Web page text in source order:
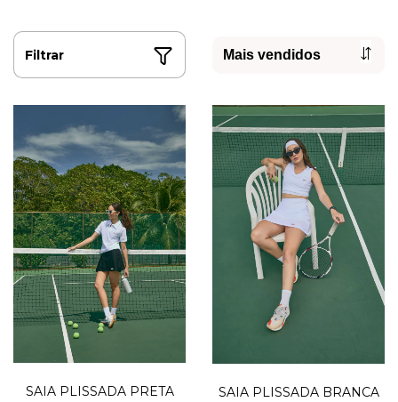
Filtrar
SAIA PLISSADA PRETA SAIA PLISSADA BRANCA